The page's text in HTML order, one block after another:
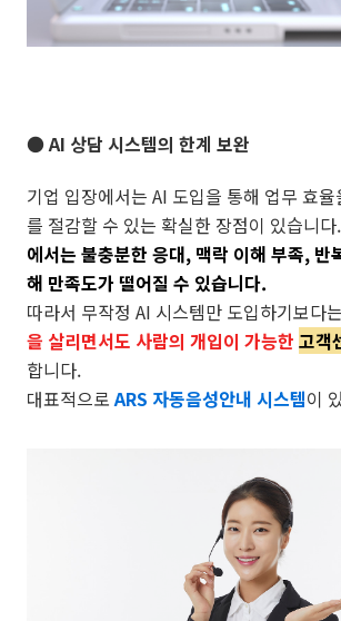
● AI 상담 시스템의 한계 보완
기업 입장에서는 AI 도입을 통해 업무 효
를 절감할 수 있는 확실한 장점이 있습니
에서는 불충분한 응대, 맥락 이해 부족, 반
해 만족도가 떨어질 수 있습니다.
따라서 무작정 AI 시스템만 도입하기보다
을 살리면서도 사람의 개입이 가능한 고객
합니다.
대표적으로ARS 자동음성안내 시스템이